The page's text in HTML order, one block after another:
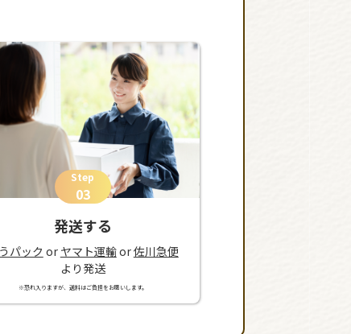
Step
03
発送する
パック or ヤマト運輸or佐川急便
より発送
※恐れ入りますが、送料はご負担をお願いします。